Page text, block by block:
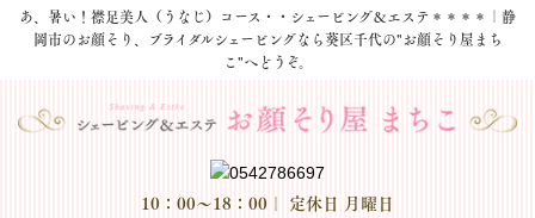
あ、暑い！襟足美人（うなじ）コース・・シェービング＆エステ＊＊＊＊｜静
岡市のお顔そり、ブライダルシェービングなら葵区千代の"お顔そり屋まち
こ"へどうぞ。
10：00～18：00 ｜ 定休日 月曜日